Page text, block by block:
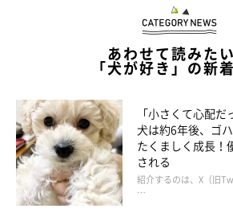
あわせて読みたい
「犬が好き」の新
「小さくて心配
犬は約6年後、ゴ
たくましく成長！
される
紹介するのは、X（旧
…